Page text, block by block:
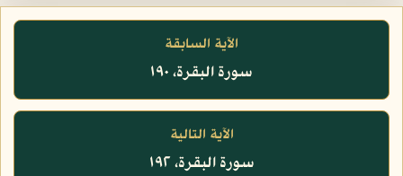
الآية السابقة
سورة البقرة، ١٩٠
الآية التالية
سورة البقرة، ١٩٢